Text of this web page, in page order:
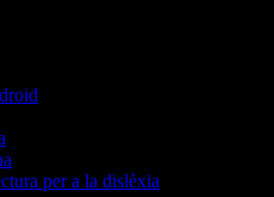
per a la dislèxia